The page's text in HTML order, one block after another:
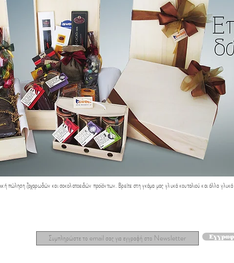
πώληση ζαχαρωδών και σοκολατοειδών προϊόντων. Βρείτε στη γκάμα μας γλυκά κουταλιού και άλλα